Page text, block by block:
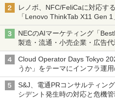
レノボ、NFC/FeliCaに対応す
「Lenovo ThinkTab X11 Gen
NECのAIマーケティング「
製造・流通・小売企業・広告
Cloud Operator Days Tokyo
うか」をテーマにインフラ運
S&J、電通PRコンサルティン
シデント発生時の対応と危機